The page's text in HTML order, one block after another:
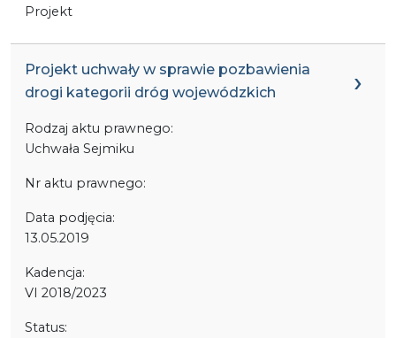
Projekt
Projekt uchwały w sprawie pozbawienia
drogi kategorii dróg wojewódzkich
Rodzaj aktu prawnego:
Uchwała Sejmiku
Nr aktu prawnego:
Data podjęcia:
13.05.2019
Kadencja:
VI 2018/2023
Status: